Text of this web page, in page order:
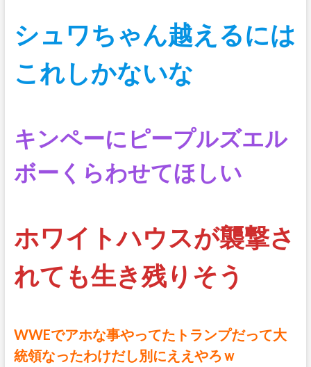
シュワちゃん越えるには
これしかないな
キンペーにピープルズエル
ボーくらわせてほしい
ホワイトハウスが襲撃さ
れても生き残りそう
WWEでアホな事やってたトランプだって大
統領なったわけだし別にええやろｗ